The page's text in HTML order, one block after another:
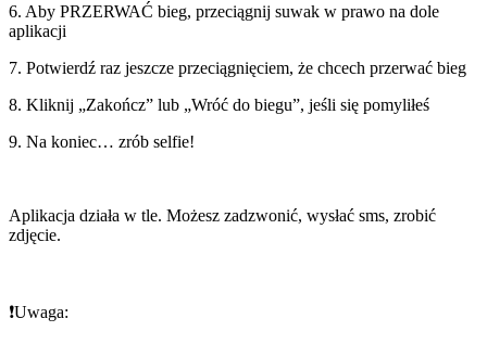
6. Aby PRZERWAĆ bieg, przeciągnij suwak w prawo na dole
aplikacji
7. Potwierdź raz jeszcze przeciągnięciem, że chcech przerwać bieg
8. Kliknij „Zakończ” lub „Wróć do biegu”, jeśli się pomyliłeś
9. Na koniec… zrób selfie!
Aplikacja działa w tle. Możesz zadzwonić, wysłać sms, zrobić
zdjęcie.
❗️Uwaga: